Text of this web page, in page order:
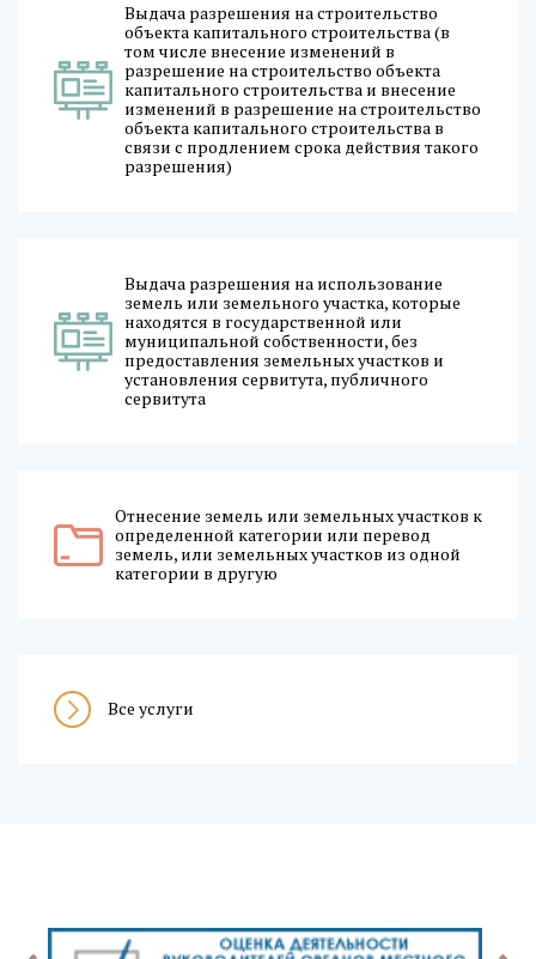
Выдача разрешения на строительство
объекта капитального строительства (в
том числе внесение изменений в
разрешение на строительство объекта
капитального строительства и внесение
изменений в разрешение на строительство
объекта капитального строительства в
связи с продлением срока действия такого
разрешения)
Выдача разрешения на использование
земель или земельного участка, которые
находятся в государственной или
муниципальной собственности, без
предоставления земельных участков и
установления сервитута, публичного
сервитута
Отнесение земель или земельных участков к
определенной категории или перевод
земель, или земельных участков из одной
категории в другую
Все услуги